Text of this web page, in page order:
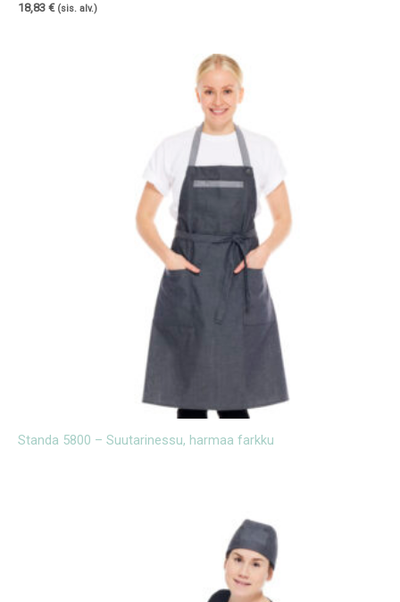
18,83 € (sis. alv.)
Standa 5800 – Suutarinessu, harmaa farkku